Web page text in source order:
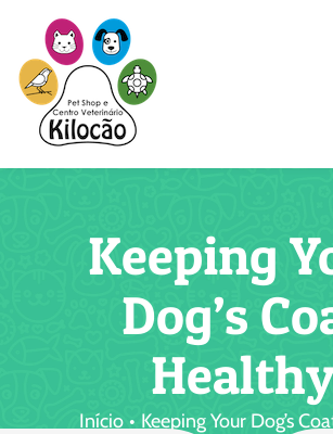
conteúdo
Home
Quem SomosKeeping
Dog’s
Início Keeping Your Dog’s